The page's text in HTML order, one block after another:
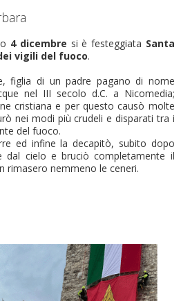
4 dicembre si è festeggiata Santa
vigili del fuoco.
figlia di un padre pagano di nome
nel III secolo d.C. a Nicomedia;
cristiana e per questo causò molte
nei modi più crudeli e disparati tra i
del fuoco.
ed infine la decapitò, subito dopo
dal cielo e bruciò completamente il
rimasero nemmeno le ceneri.